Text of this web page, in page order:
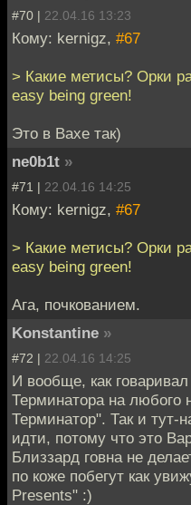
#70 | 22.04.16 13:23
Кому: kernigz, #67
> Какие метисы? Орки
easy being green!
Это в Вахе так)
ne0b1t »
#71 | 22.04.16 14:25
Кому: kernigz, #67
> Какие метисы? Орки
easy being green!
Ага, почкованием.
Konstantine »
#72 | 22.04.16 14:25
И вообще, как
Терминатора на любого
Терминатор". Так и
идти, потому что это
Близзард говна не
по коже побегут как
Presents" :)